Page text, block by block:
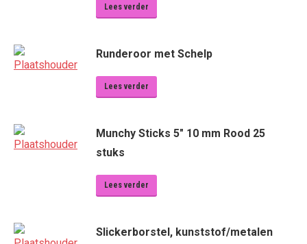
Lees verder
Runderoor met Schelp
Lees verder
Munchy Sticks 5" 10 mm Rood 25
stuks
Lees verder
Slickerborstel, kunststof/metalen